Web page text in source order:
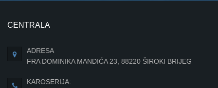
CENTRALA
ADRESA
FRA DOMINIKA MANDIĆA 23, 88220 ŠIROKI BRIJEG
KAROSERIJA: